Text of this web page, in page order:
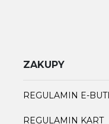
ZAKUPY
REGULAMIN E-
REGULAMIN KART